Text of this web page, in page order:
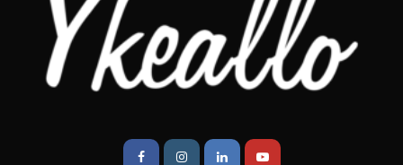
FacebookInstagramLinkedInYoutube